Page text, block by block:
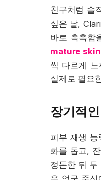
친구처럼 솔
싶은 날,
바로 촉촉함
mature skin
씩 다르게 느
실제로 필요
장기적
피부 재생 능
화를 돕고,
정돈한 뒤 두